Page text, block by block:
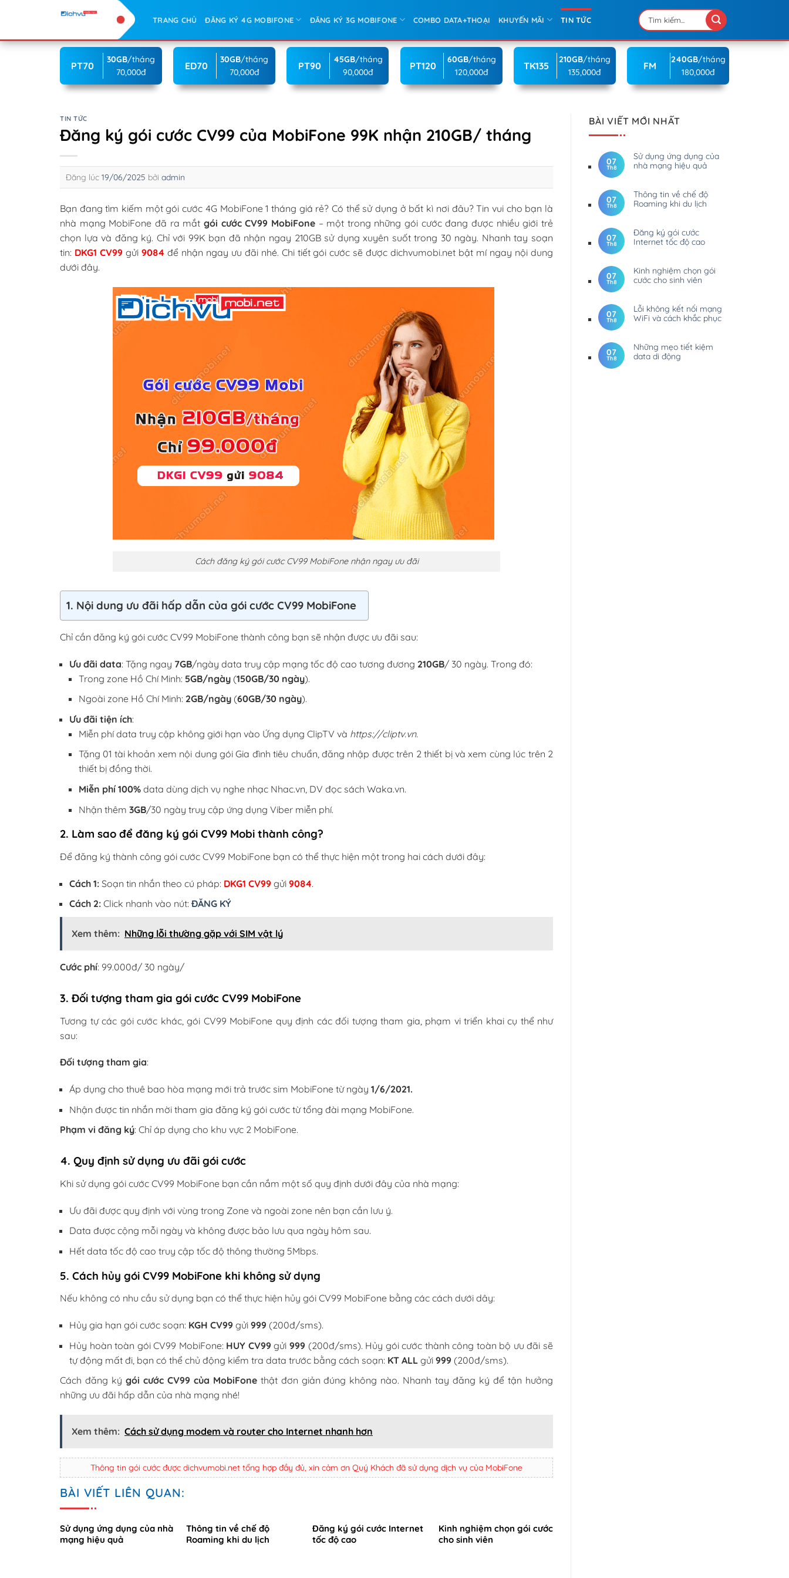
content
TRANG CHỦ ĐĂNG KÝ 4G MOBIFONE ĐĂNG KÝ 3G MOBIFONE COMBO DATA+THOẠI KHUYẾN MÃI TIN TỨC
PT70
30GB/tháng
70,000đ
ED70
30GB/tháng
70,000đ
PT90
45GB/tháng
90,000đ
PT120
60GB/tháng
120,000đ
TK135
210GB/tháng
135,000đ
FM
240GB/tháng
180,000đ
TIN TỨC
Đăng ký gói cước CV99 của MobiFone 99K nhận 210GB/ tháng
Đăng lúc 19/06/2025 bởi admin
Bạn đang tìm kiếm một gói cước 4G MobiFone 1 tháng giá rẻ? Có thể sử dụng ở bất kì nơi đâu? Tin vui cho bạn là
nhà mạng MobiFone đã ra mắt gói cước CV99 MobiFone – một trong những gói cước đang được nhiều giới trẻ
chọn lựa và đăng ký. Chỉ với 99K bạn đã nhận ngay 210GB sử dụng xuyên suốt trong 30 ngày. Nhanh tay soạn
tin: DKG1 CV99 gửi 9084 để nhận ngay ưu đãi nhé. Chi tiết gói cước sẽ được dichvumobi.net bật mí ngay nội dung
dưới đây.
Cách đăng ký gói cước CV99 MobiFone nhận ngay ưu đãi
1. Nội dung ưu đãi hấp dẫn của gói cước CV99 MobiFone
Chỉ cần đăng ký gói cước CV99 MobiFone thành công bạn sẽ nhận được ưu đãi sau:
Ưu đãi data: Tặng ngay 7GB/ngày data truy cập mạng tốc độ cao tương đương 210GB/ 30 ngày. Trong đó:
Trong zone Hồ Chí Minh: 5GB/ngày (150GB/30 ngày).
Ngoài zone Hồ Chí Minh: 2GB/ngày (60GB/30 ngày).
Ưu đãi tiện ích:
Miễn phí data truy cập không giới hạn vào Ứng dụng ClipTV và https://cliptv.vn.
Tặng 01 tài khoản xem nội dung gói Gia đình tiêu chuẩn, đăng nhập được trên 2 thiết bị và xem cùng lúc trên 2
thiết bị đồng thời.
Miễn phí 100% data dùng dịch vụ nghe nhạc Nhac.vn, DV đọc sách Waka.vn.
Nhận thêm 3GB/30 ngày truy cập ứng dụng Viber miễn phí.
2. Làm sao để đăng ký gói CV99 Mobi thành công?
Để đăng ký thành công gói cước CV99 MobiFone bạn có thể thực hiện một trong hai cách dưới đây:
Cách 1: Soạn tin nhắn theo cú pháp: DKG1 CV99 gửi 9084.
Cách 2: Click nhanh vào nút: ĐĂNG KÝ
Xem thêm: Những lỗi thường gặp với SIM vật lý
Cước phí: 99.000đ/ 30 ngày/
3. Đối tượng tham gia gói cước CV99 MobiFone
Tương tự các gói cước khác, gói CV99 MobiFone quy định các đối tượng tham gia, phạm vi triển khai cụ thể như
sau:
Đối tượng tham gia:
Áp dụng cho thuê bao hòa mạng mới trả trước sim MobiFone từ ngày 1/6/2021.
Nhận được tin nhắn mời tham gia đăng ký gói cước từ tổng đài mạng MobiFone.
Phạm vi đăng ký: Chỉ áp dụng cho khu vực 2 MobiFone.
4. Quy định sử dụng ưu đãi gói cước
Khi sử dụng gói cước CV99 MobiFone bạn cần nắm một số quy định dưới đây của nhà mạng:
Ưu đãi được quy định với vùng trong Zone và ngoài zone nên bạn cần lưu ý.
Data được cộng mỗi ngày và không được bảo lưu qua ngày hôm sau.
Hết data tốc độ cao truy cập tốc độ thông thường 5Mbps.
5. Cách hủy gói CV99 MobiFone khi không sử dụng
Nếu không có nhu cầu sử dụng bạn có thể thực hiện hủy gói CV99 MobiFone bằng các cách dưới dây:
Hủy gia hạn gói cước soạn: KGH CV99 gửi 999 (200đ/sms).
Hủy hoàn toàn gói CV99 MobiFone: HUY CV99 gửi 999 (200đ/sms). Hủy gói cước thành công toàn bộ ưu đãi sẽ
tự động mất đi, bạn có thể chủ động kiểm tra data trước bằng cách soạn: KT ALL gửi 999 (200đ/sms).
Cách đăng ký gói cước CV99 của MobiFonethật đơn giản đúng không nào. Nhanh tay đăng ký để tận hưởng
những ưu đãi hấp dẫn của nhà mạng nhé!
Xem thêm: Cách sử dụng modem và router cho Internet nhanh hơn
Thông tin gói cước được dichvumobi.net tổng hợp đầy đủ, xin cảm ơn Quý Khách đã sử dụng dịch vụ của MobiFone
BÀI VIẾT LIÊN QUAN:
Sử dụng ứng dụng của nhà
mạng hiệu quả
Thông tin về chế độ
Roaming khi du lịch
Đăng ký gói cước Internet
tốc độ cao
Kinh nghiệm chọn gói cước
cho sinh viên
BÀI VIẾT MỚI NHẤT
07
Th8
Sử dụng ứng dụng của
nhà mạng hiệu quả
07
Th8
Thông tin về chế độ
Roaming khi du lịch
07
Th8
Đăng ký gói cước
Internet tốc độ cao
07
Th8
Kinh nghiệm chọn gói
cước cho sinh viên
07
Th8
Lỗi không kết nối mạng
WiFi và cách khắc phục
07
Th8
Những mẹo tiết kiệm
data di động